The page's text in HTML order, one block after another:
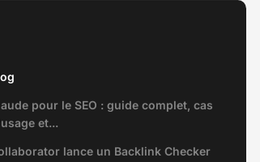
pour le SEO : guide complet, cas
et...
lance un Backlink Checker